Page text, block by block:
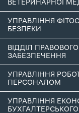
ВЕТЕРИНАРНОЇ
УПРАВЛІННЯ
БЕЗПЕКИ
ВІДДІЛ ПРАВОВОГО
ЗАБЕЗПЕЧЕННЯ
УПРАВЛІННЯ
ПЕРСОНАЛОМ
УПРАВЛІННЯ
БУХГАЛТЕРСЬКОГО